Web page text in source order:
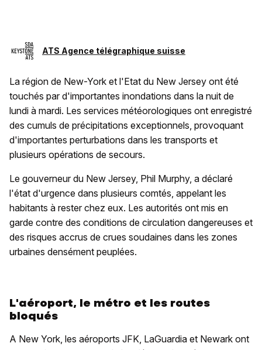
ATS Agence télégraphique suisse
La région de New-York et l'Etat du New Jersey ont été
touchés par d'importantes inondations dans la nuit de
lundi à mardi. Les services météorologiques ont enregistré
des cumuls de précipitations exceptionnels, provoquant
d'importantes perturbations dans les transports et
plusieurs opérations de secours.
Le gouverneur du New Jersey, Phil Murphy, a déclaré
l'état d'urgence dans plusieurs comtés, appelant les
habitants à rester chez eux. Les autorités ont mis en
garde contre des conditions de circulation dangereuses et
des risques accrus de crues soudaines dans les zones
urbaines densément peuplées.
L'aéroport, le métro et les routes
bloqués
A New York, les aéroports JFK, LaGuardia et Newark ont